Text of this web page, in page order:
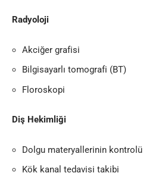
Radyoloji
Akciğer grafisi
Bilgisayarlı tomografi (BT)
Floroskopi
Diş Hekimliği
Dolgu materyallerinin kontrolü
Kök kanal tedavisi takibi